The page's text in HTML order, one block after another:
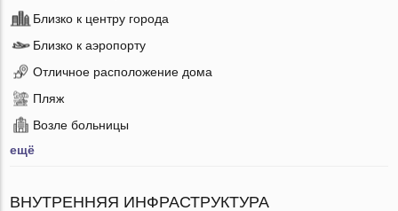
Близко к центру города
Близко к аэропорту
Отличное расположение дома
Пляж
Возле больницы
ещё
ВНУТРЕННЯЯ ИНФРАСТРУКТУРА